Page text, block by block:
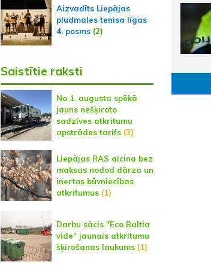
Aizvadīts Liepājas
pludmales tenisa līgas
4. posms(2)
Saistītie raksti
No 1. augusta spēkā
jauns nešķiroto
sadzīves atkritumu
apstrādes tarifs(3)
Liepājas RAS aicina bez
maksas nodod dārza un
inertos būvniecības
atkritumus(1)
Darbu sācis "Eco Baltia
vide" jaunais atkritumu
šķirošanas laukums (1)